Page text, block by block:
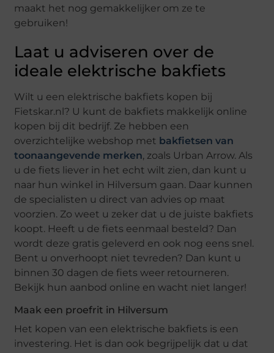
maakt het nog gemakkelijker om ze te
gebruiken!
Laat u adviseren over de
ideale elektrische bakfiets
Wilt u een elektrische bakfiets kopen bij
Fietskar.nl? U kunt de bakfiets makkelijk online
kopen bij dit bedrijf. Ze hebben een
overzichtelijke webshop met bakfietsen van
toonaangevende merken, zoals Urban Arrow. Als
u de fiets liever in het echt wilt zien, dan kunt u
naar hun winkel in Hilversum gaan. Daar kunnen
de specialisten u direct van advies op maat
voorzien. Zo weet u zeker dat u de juiste bakfiets
koopt. Heeft u de fiets eenmaal besteld? Dan
wordt deze gratis geleverd en ook nog eens snel.
Bent u onverhoopt niet tevreden? Dan kunt u
binnen 30 dagen de fiets weer retourneren.
Bekijk hun aanbod online en wacht niet langer!
Maak een proefrit in Hilversum
Het kopen van een elektrische bakfiets is een
investering. Het is dan ook begrijpelijk dat u dat